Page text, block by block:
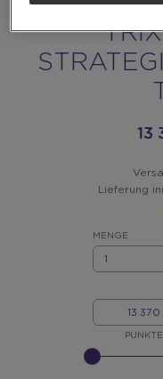
13
Lieferung
MENGE
MEINE
PUNKTE
PUNKTE
BITTE
INPUT